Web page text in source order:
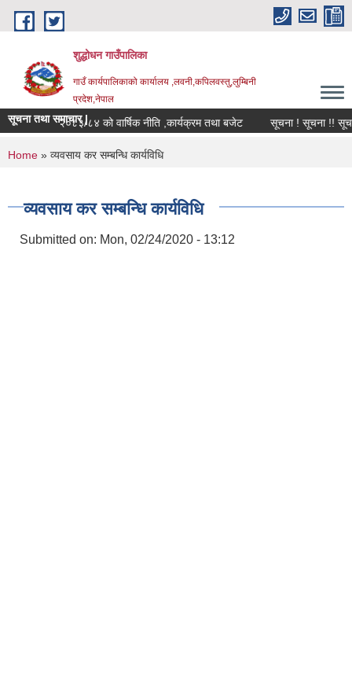
Skip to main content
शुद्धोधन गाउँपालिका
गाउँ कार्यपालिकाको कार्यालय ,लवनी,कपिलवस्तु,लुम्बिनी
प्रदेश,नेपाल
सूचना तथा समाचार |
आ.व.२०८३/८४ को वार्षिक नीति ,कार्यक्रम तथा बजेट सूचना ! सूचना !!
You are here
Home » व्यवसाय कर सम्बन्धि कार्यविधि
व्यवसाय कर सम्बन्धि कार्यविधि
Submitted on: Mon, 02/24/2020 - 13:12